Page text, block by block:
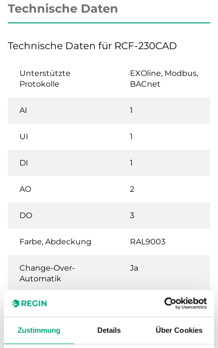
Zustimmung Details Über Cookies
Technische Daten
Technische Daten für RCF-230CAD
Unterstützte
Protokolle
EXOline, Modbus,
BACnet
AI 1
UI 1
DI 1
AO 2
DO 3
Farbe, Abdeckung RAL9003
Change-Over-
Automatik
Ja
Ausgänge für Auf/Zu-
Ventile
Ausgänge
Nein